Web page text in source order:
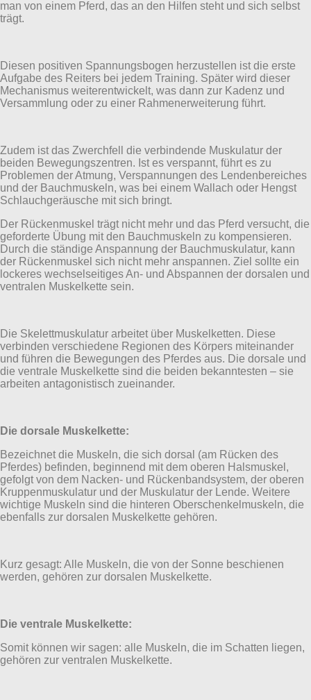
man von einem Pferd, das an den Hilfen steht und sich selbst
trägt.
Diesen positiven Spannungsbogen herzustellen ist die erste
Aufgabe des Reiters bei jedem Training. Später wird dieser
Mechanismus weiterentwickelt, was dann zur Kadenz und
Versammlung oder zu einer Rahmenerweiterung führt.
Zudem ist das Zwerchfell die verbindende Muskulatur der
beiden Bewegungszentren. Ist es verspannt, führt es zu
Problemen der Atmung, Verspannungen des Lendenbereiches
und der Bauchmuskeln, was bei einem Wallach oder Hengst
Schlauchgeräusche mit sich bringt.
Der Rückenmuskel trägt nicht mehr und das Pferd versucht, die
geforderte Übung mit den Bauchmuskeln zu kompensieren.
Durch die ständige Anspannung der Bauchmuskulatur, kann
der Rückenmuskel sich nicht mehr anspannen. Ziel sollte ein
lockeres wechselseitiges An- und Abspannen der dorsalen und
ventralen Muskelkette sein.
Die Skelettmuskulatur arbeitet über Muskelketten. Diese
verbinden verschiedene Regionen des Körpers miteinander
und führen die Bewegungen des Pferdes aus. Die dorsale und
die ventrale Muskelkette sind die beiden bekanntesten – sie
arbeiten antagonistisch zueinander.
Die dorsale Muskelkette:
Bezeichnet die Muskeln, die sich dorsal (am Rücken des
Pferdes) befinden, beginnend mit dem oberen Halsmuskel,
gefolgt von dem Nacken- und Rückenbandsystem, der oberen
Kruppenmuskulatur und der Muskulatur der Lende. Weitere
wichtige Muskeln sind die hinteren Oberschenkelmuskeln, die
ebenfalls zur dorsalen Muskelkette gehören.
Kurz gesagt: Alle Muskeln, die von der Sonne beschienen
werden, gehören zur dorsalen Muskelkette.
Die ventrale Muskelkette:
Somit können wir sagen: alle Muskeln, die im Schatten liegen,
gehören zur ventralen Muskelkette.